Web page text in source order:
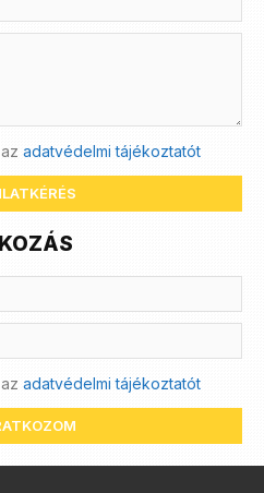
adatvédelmi tájékoztatót
adatvédelmi tájékoztatót